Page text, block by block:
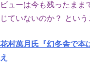
ューは今も残ったまま
ていないのか？ とい
村萬月氏『幻冬舎で